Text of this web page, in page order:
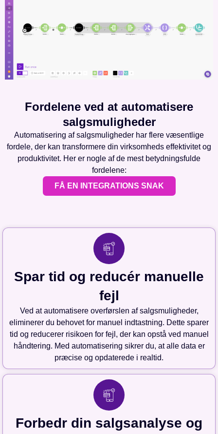
Fordelene ved at automatisere
salgsmuligheder
Automatisering af salgsmuligheder har flere væsentlige
fordele, der kan transformere din virksomheds effektivitet og
produktivitet. Her er nogle af de mest betydningsfulde
fordelene:
FÅ EN INTEGRATIONS SNAK
Spar tid og reducér manuelle
fejl
Ved at automatisere overførslen af salgsmuligheder,
eliminerer du behovet for manuel indtastning. Dette sparer
tid og reducerer risikoen for fejl, der kan opstå ved manuel
håndtering. Med automatisering sikrer du, at alle data er
præcise og opdaterede i realtid.
Forbedr din salgsanalyse og